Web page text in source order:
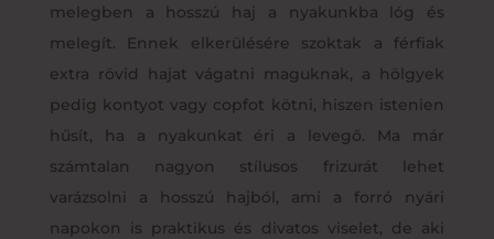
melegben a hosszú haj a nyakunkba lóg és
melegít. Ennek elkerülésére szoktak a férfiak
extra rövid hajat vágatni maguknak, a hölgyek
pedig kontyot vagy copfot kötni, hiszen istenien
hűsít, ha a nyakunkat éri a levegő. Ma már
számtalan nagyon stílusos frizurát lehet
varázsolni a hosszú hajból, ami a forró nyári
napokon is praktikus és divatos viselet, de aki